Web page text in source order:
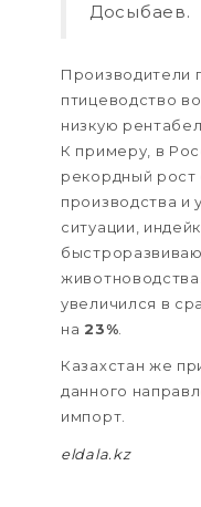
Досыбаев.
Производители
птицеводство
низкую
К примеру, в
рекордный
производства и
ситуации,
увеличился в
на 23%
Казахстан же
данного
импорт.
eldala.kz